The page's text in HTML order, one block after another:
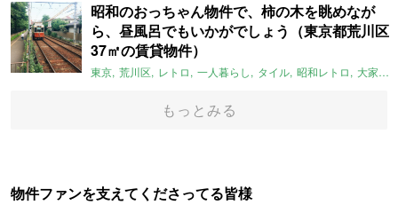
昭和のおっちゃん物件で、柿の木を眺めなが
ら、昼風呂でもいかがでしょう（東京都荒川区
37㎡の賃貸物件）
東京 荒川区 レトロ 一人暮らし タイル 昭和レトロ 大家女子
もっとみる
物件ファンを支えてくださってる皆様